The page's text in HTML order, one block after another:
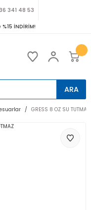
341 48 53
İNDİRİM!
ARA
GRESS 8 OZ SU TUTMAZ